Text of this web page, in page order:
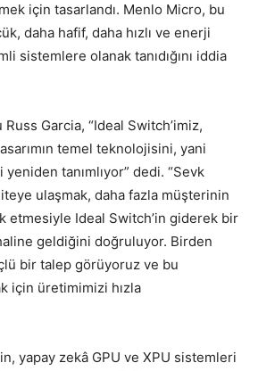
için tasarlandı. Menlo Micro, bu
daha hafif, daha hızlı ve enerji
sistemlere olanak tanıdığını iddia
Russ Garcia, “Ideal Switch’imiz,
temel teknolojisini, yani
tanımlıyor” dedi. “Sevk
ulaşmak, daha fazla müşterinin
etmesiyle Ideal Switch’in giderek bir
geldiğini doğruluyor. Birden
bir talep görüyoruz ve bu
için üretimimizi hızla
yapay zekâ GPU ve XPU sistemleri